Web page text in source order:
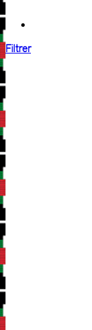
Filtrer